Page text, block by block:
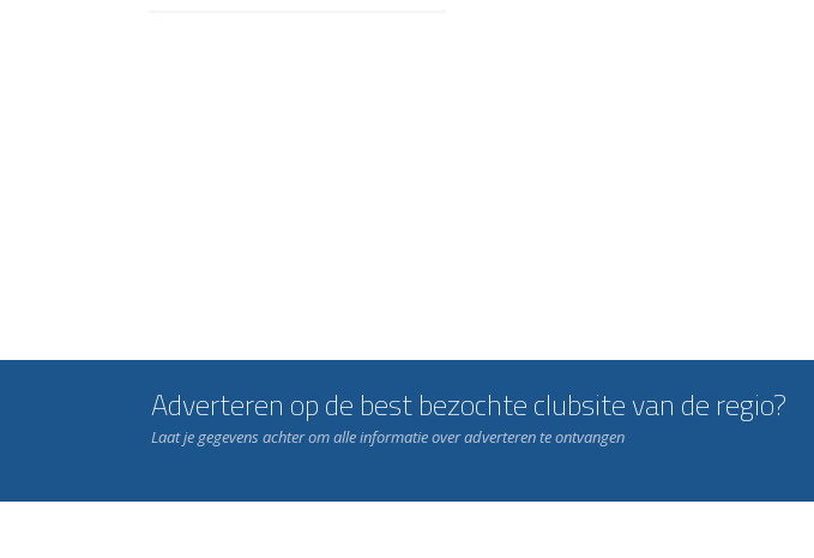
Adverteren op de best bezochte clubsite van de regio?
Laat je gegevens achter om alle informatie over adverteren te ontvangen